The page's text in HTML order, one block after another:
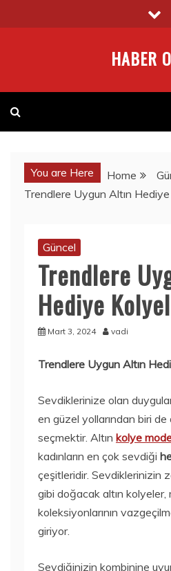
to
HABER
You are Here Home
Trendlere Uygun Altın
Güncel
Trendlere
Hediye
Mart 3, 2024 vadi
Trendlere Uygun Altın
Sevdiklerinize olan
en güzel yollarından biri
seçmektir. Altın kolye
kadınların en çok sevdiği
çeşitleridir. Sevdiklerinizin
gibi doğacak altın kolyeler,
koleksiyonlarının
giriyor.
Sevdiğinizin kombinine